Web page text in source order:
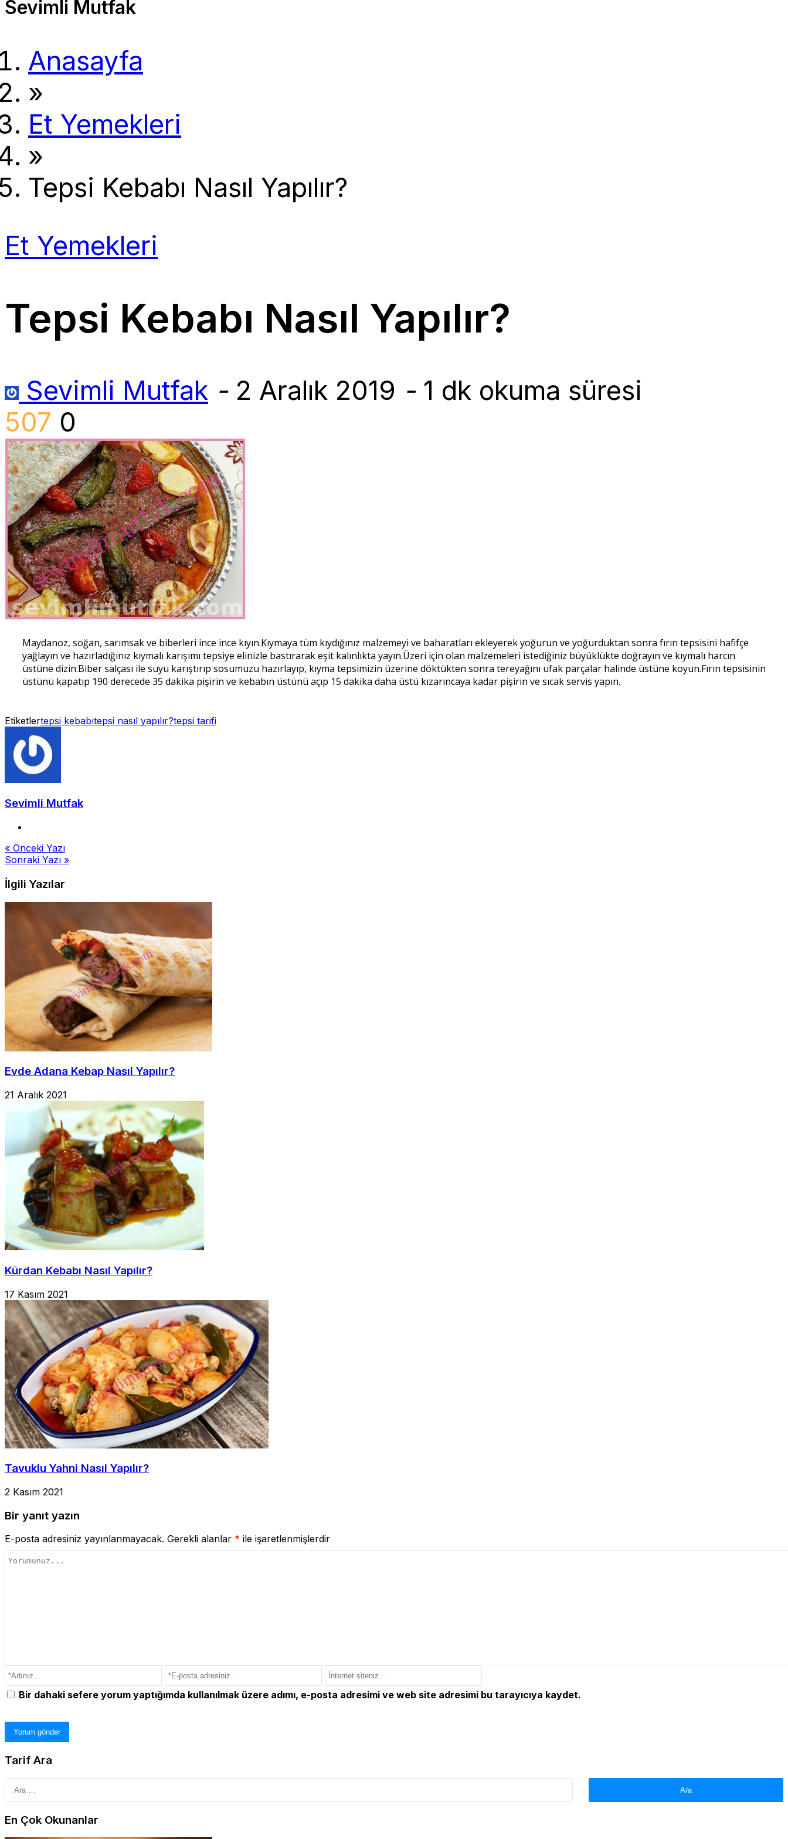
Sevimli Mutfak
Anasayfa
»
Et Yemekleri
»
Tepsi Kebabı Nasıl Yapılır?
Et Yemekleri
Tepsi Kebabı Nasıl Yapılır?
Sevimli Mutfak - 2 Aralık 2019 -1 dk okuma süresi
507 0
Maydanoz, soğan, sarımsak ve biberleri ince ince kıyın.Kıymaya tüm kıydığınız malzemeyi ve baharatları ekleyerek yoğurun ve yoğurduktan sonra fırın tepsisini hafifçe
yağlayın ve hazırladığınız kıymalı karışımı tepsiye elinizle bastırarak eşit kalınlıkta yayın.Üzeri için olan malzemeleri istediğiniz büyüklükte doğrayın ve kıymalı harcın
üstüne dizin.Biber salçası ile suyu karıştırıp sosumuzu hazırlayıp, kıyma tepsimizin üzerine döktükten sonra tereyağını ufak parçalar halinde üstüne koyun.Fırın tepsisinin
üstünü kapatıp 190 derecede 35 dakika pişirin ve kebabın üstünü açıp 15 dakika daha üstü kızarıncaya kadar pişirin ve sıcak servis yapın.
Etiketlertepsi kebabıtepsi nasıl yapılır?tepsi tarifi
Sevimli Mutfak
Yazı
gezinmesi
« Önceki Yazı
Sonraki Yazı »
İlgili Yazılar
Evde Adana Kebap Nasıl Yapılır?
21 Aralık 2021
Kürdan Kebabı Nasıl Yapılır?
17 Kasım 2021
Tavuklu Yahni Nasıl Yapılır?
2 Kasım 2021
Bir yanıt yazın
E-posta adresiniz yayınlanmayacak. Gerekli alanlar * ile işaretlenmişlerdir
Bir dahaki sefere yorum yaptığımda kullanılmak üzere adımı, e-posta adresimi ve web site adresimi bu tarayıcıya kaydet.
Tarif Ara
Arama:
En Çok Okunanlar